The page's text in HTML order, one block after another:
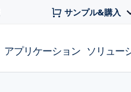
サンプル&購入
アプリケーション ソリュー